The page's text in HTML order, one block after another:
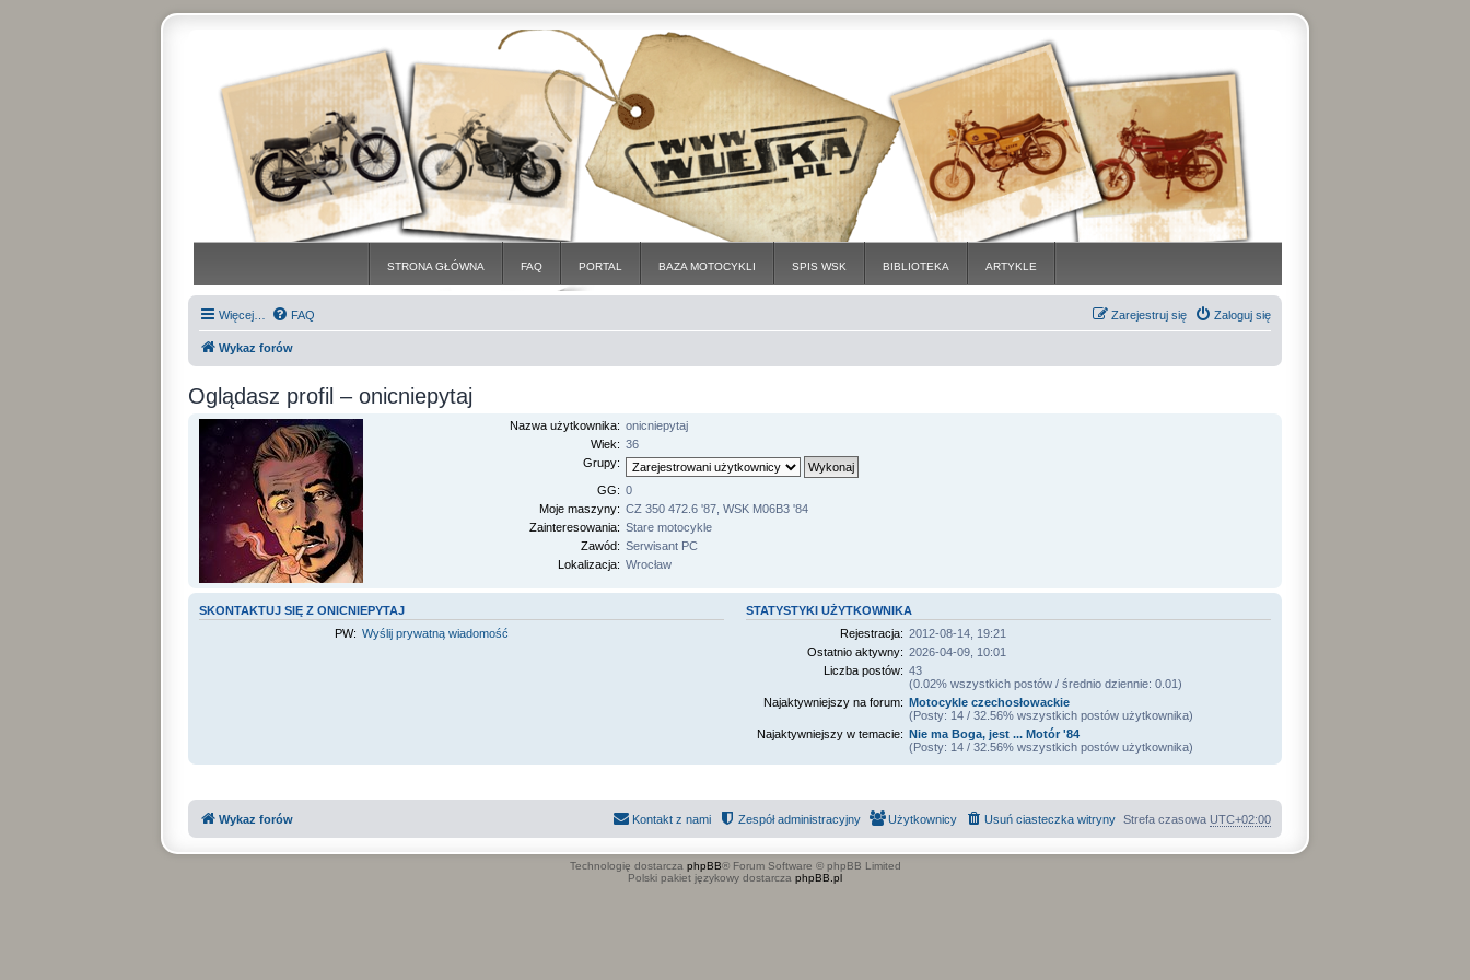
STRONA GŁÓWNA FAQ PORTAL BAZA MOTOCYKLI SPIS WSK BIBLIOTEKA ARTYKLE
Więcej… FAQ Zaloguj się
Zarejestruj się
Wykaz forów
Oglądasz profil – onicniepytaj
Nazwa użytkownika: onicniepytaj
Wiek: 36
Grupy:
GG: 0
Moje maszyny: CZ 350 472.6 '87, WSK M06B3 '84
Zainteresowania: Stare motocykle
Zawód: Serwisant PC
Lokalizacja: Wrocław
SKONTAKTUJ SIĘ Z ONICNIEPYTAJ
PW: Wyślij prywatną wiadomość
STATYSTYKI UŻYTKOWNIKA
Rejestracja: 2012-08-14, 19:21
Ostatnio aktywny: 2026-04-09, 10:01
Liczba postów: 43
(0.02% wszystkich postów / średnio dziennie: 0.01)
Najaktywniejszy na forum: Motocykle czechosłowackie
(Posty: 14 / 32.56% wszystkich postów użytkownika)
Najaktywniejszy w temacie: Nie ma Boga, jest ... Motór '84
(Posty: 14 / 32.56% wszystkich postów użytkownika)
Wykaz forów Strefa czasowa UTC+02:00
Usuń ciasteczka witryny
Użytkownicy
Zespół administracyjny
Kontakt z nami
Technologię dostarcza phpBB® Forum Software © phpBB Limited
Polski pakiet językowy dostarcza phpBB.pl